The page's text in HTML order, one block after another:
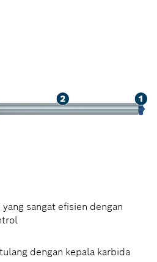
sangat efisien dengan
dengan kepala karbida